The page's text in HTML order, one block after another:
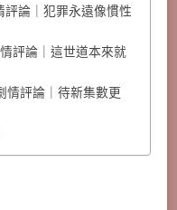
評論｜犯罪永遠像慣性
評論｜這世道本來就
情評論｜待新集數更